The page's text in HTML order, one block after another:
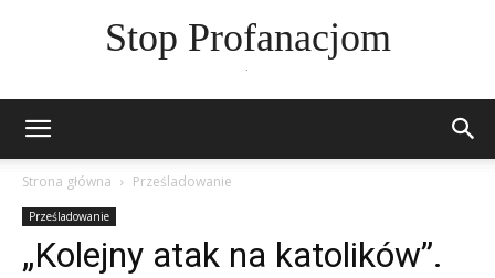
Stop Profanacjom
Strona główna Prześladowanie
Prześladowanie
„Kolejny atak na katolików”.